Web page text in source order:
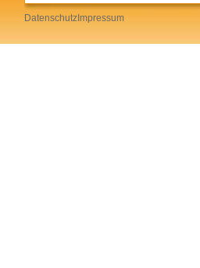
Datenschutz Impressum